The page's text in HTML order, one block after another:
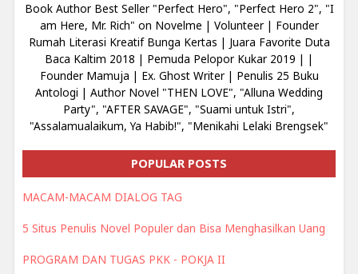
Book Author Best Seller "Perfect Hero", "Perfect Hero 2", "I
am Here, Mr. Rich" on Novelme | Volunteer | Founder
Rumah Literasi Kreatif Bunga Kertas | Juara Favorite Duta
Baca Kaltim 2018 | Pemuda Pelopor Kukar 2019 | |
Founder Mamuja | Ex. Ghost Writer | Penulis 25 Buku
Antologi | Author Novel "THEN LOVE", "Alluna Wedding
Party", "AFTER SAVAGE", "Suami untuk Istri",
"Assalamualaikum, Ya Habib!", "Menikahi Lelaki Brengsek"
POPULAR POSTS
MACAM-MACAM DIALOG TAG
5 Situs Penulis Novel Populer dan Bisa Menghasilkan Uang
PROGRAM DAN TUGAS PKK - POKJA II